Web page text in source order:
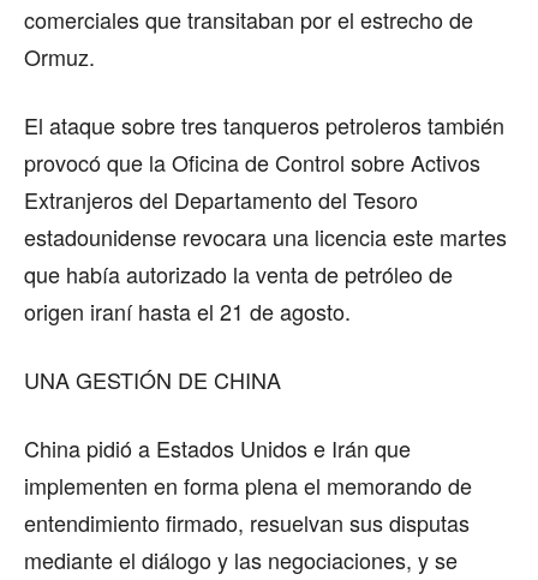
comerciales que transitaban por el estrecho de
Ormuz.
El ataque sobre tres tanqueros petroleros también
provocó que la Oficina de Control sobre Activos
Extranjeros del Departamento del Tesoro
estadounidense revocara una licencia este martes
que había autorizado la venta de petróleo de
origen iraní hasta el 21 de agosto.
UNA GESTIÓN DE CHINA
China pidió a Estados Unidos e Irán que
implementen en forma plena el memorando de
entendimiento firmado, resuelvan sus disputas
mediante el diálogo y las negociaciones, y se